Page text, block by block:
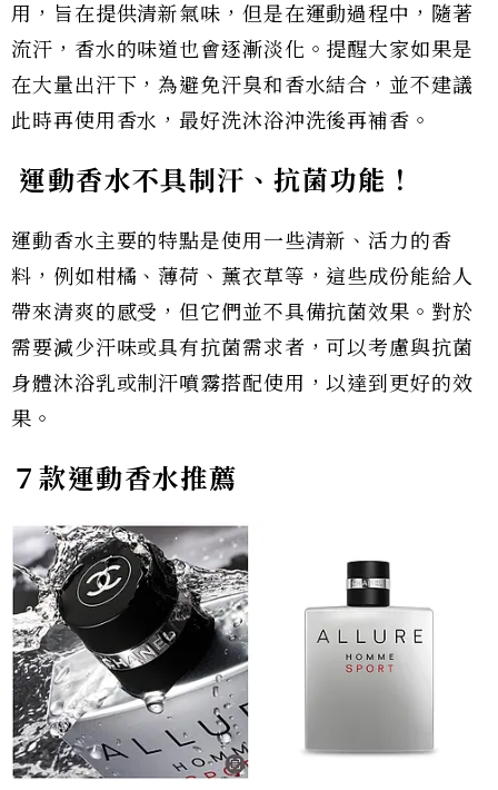
用，旨在提供清新氣味，但是在運動過程中，隨著
流汗，香水的味道也會逐漸淡化。提醒大家如果是
在大量出汗下，為避免汗臭和香水結合，並不建議
此時再使用香水，最好洗沐浴沖洗後再補香。
運動香水不具制汗、抗菌功能！
運動香水主要的特點是使用一些清新、活力的香
料，例如柑橘、薄荷、薰衣草等，這些成份能給人
帶來清爽的感受，但它們並不具備抗菌效果。對於
需要減少汗味或具有抗菌需求者，可以考慮與抗菌
身體沐浴乳或制汗噴霧搭配使用，以達到更好的效
果。
７款運動香水推薦